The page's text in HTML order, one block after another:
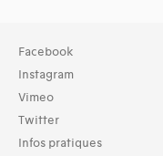
Collection
TOUT (48)
Archives (49)
Typologies documents
Séries (activités) (35)
Facebook
Instagram
Vimeo
Twitter
Infos pratiques